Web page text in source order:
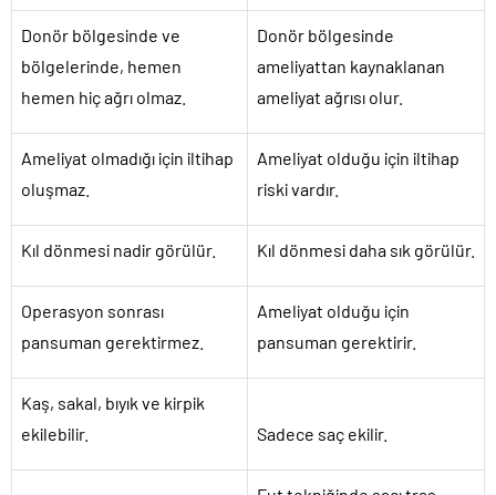
Donör bölgesinde ve
bölgelerinde, hemen
hemen hiç ağrı olmaz.
Donör bölgesinde
ameliyattan kaynaklanan
ameliyat ağrısı olur.
Ameliyat olmadığı için iltihap
oluşmaz.
Ameliyat olduğu için iltihap
riski vardır.
Kıl dönmesi nadir görülür. Kıl dönmesi daha sık görülür.
Operasyon sonrası
pansuman gerektirmez.
Ameliyat olduğu için
pansuman gerektirir.
Kaş, sakal, bıyık ve kirpik
ekilebilir.
Sadece saç ekilir.